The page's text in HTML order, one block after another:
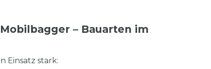
– Bauarten im
Einsatz stark: